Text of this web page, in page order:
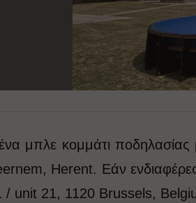
μπλε κομμάτι ποδηλασίας
Herent. Εάν
/ unit 21, 1120 Brussels,